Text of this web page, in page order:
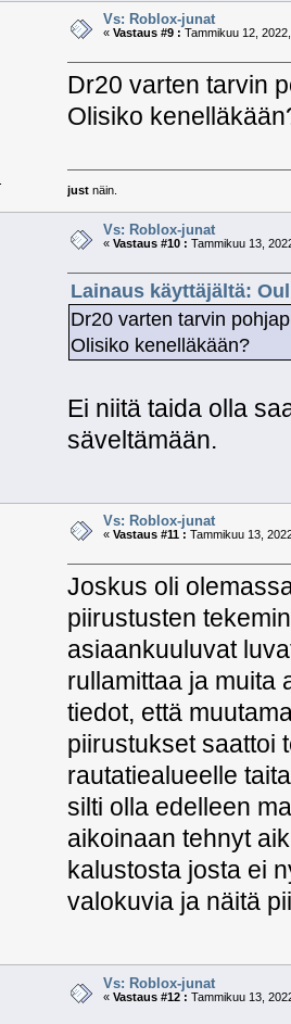
Vs: Roblox-junat
« Vastaus #9 : Tammikuu 12,
Dr20 varten tarvin
Olisiko
just näin.
Vs: Roblox-junat
« Vastaus #10 : Tammikuu 13,
Lainaus käyttäjältä:
Dr20 varten tarvin
Olisiko kenelläkään?
Ei niitä taida olla
säveltämään.
Vs: Roblox-junat
« Vastaus #11 : Tammikuu 13,
Joskus oli
piirustusten
asiaankuuluvat
rullamittaa ja muita
tiedot, että
piirustukset saattoi
rautatiealueelle
silti olla edelleen
aikoinaan tehnyt
kalustosta josta ei
valokuvia ja näitä
Vs: Roblox-junat
« Vastaus #12 : Tammikuu 13,